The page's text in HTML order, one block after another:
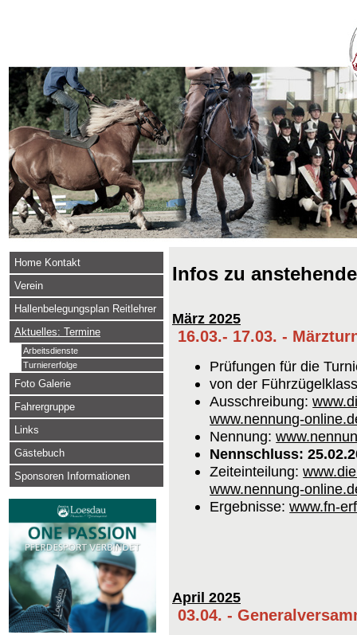
Home Kontakt
Verein
Hallenbelegungsplan Reitlehrer
Aktuelles: Termine
Arbeitsdienste
Turniererfolge
Foto Galerie
Fahrergruppe
Links
Gästebuch
Sponsoren Informationen
Infos zu
März 2025
16.03.- 17.03. -
Prüfungen für die
von der
Ausschreibung:
www.nennung-
Nennung:
Nennschluss:
Zeiteinteilung:
www.nennung-
Ergebnisse:www.fn-
April 2025
03.04. -